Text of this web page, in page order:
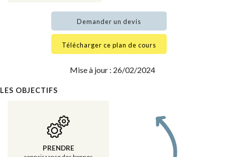
Demander un devis
Télécharger ce plan de cours
Mise à jour : 26/02/2024
LES OBJECTIFS
PRENDRE